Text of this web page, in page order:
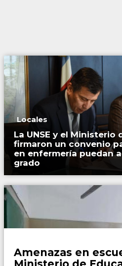
Locales
La UNSE y el Ministerio
firmaron un convenio
en enfermería puedan
grado
Amenazas en